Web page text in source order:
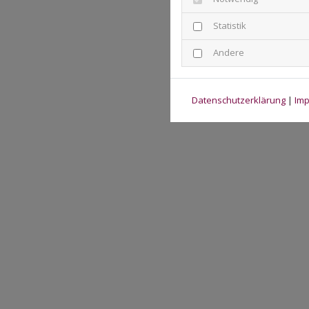
Statistik
Andere
Datenschutzerklärung |